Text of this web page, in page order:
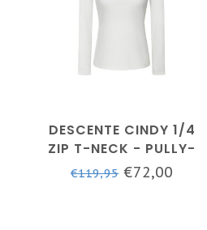
DESCENTE CINDY 1/4
ZIP T-NECK - PULLY-
WIT - DAMES
€119,95€72,00